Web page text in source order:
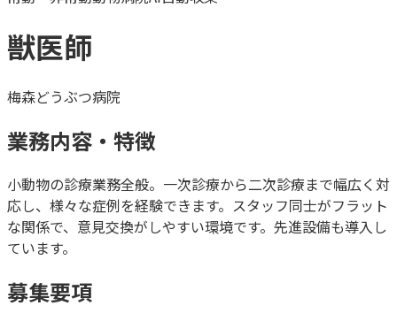
獣医師
梅森どうぶつ病院
業務内容・特徴
小動物の診療業務全般。一次診療から二次診療まで幅広く対
応し、様々な症例を経験できます。スタッフ同士がフラット
な関係で、意見交換がしやすい環境です。先進設備も導入し
ています。
募集要項